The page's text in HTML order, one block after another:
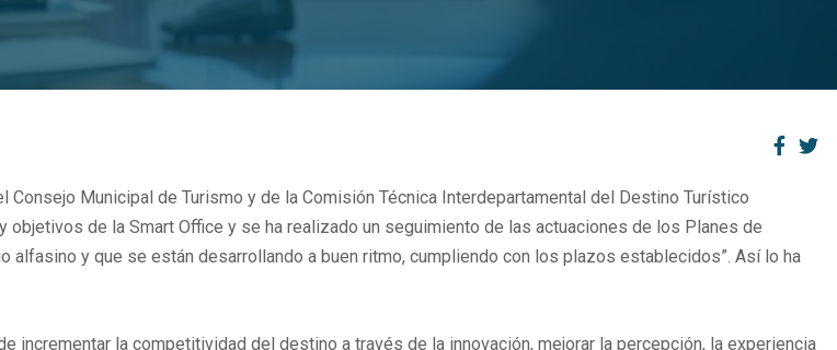
Municipal de Turismo y de la Comisión Técnica Interdepartamental del Destino Turístico
objetivos de la Smart Office y se ha realizado un seguimiento de las actuaciones de los Planes de
y que se están desarrollando a buen ritmo, cumpliendo con los plazos establecidos”. Así lo ha
incrementar la competitividad del destino a través de la innovación, mejorar la percepción, la experiencia